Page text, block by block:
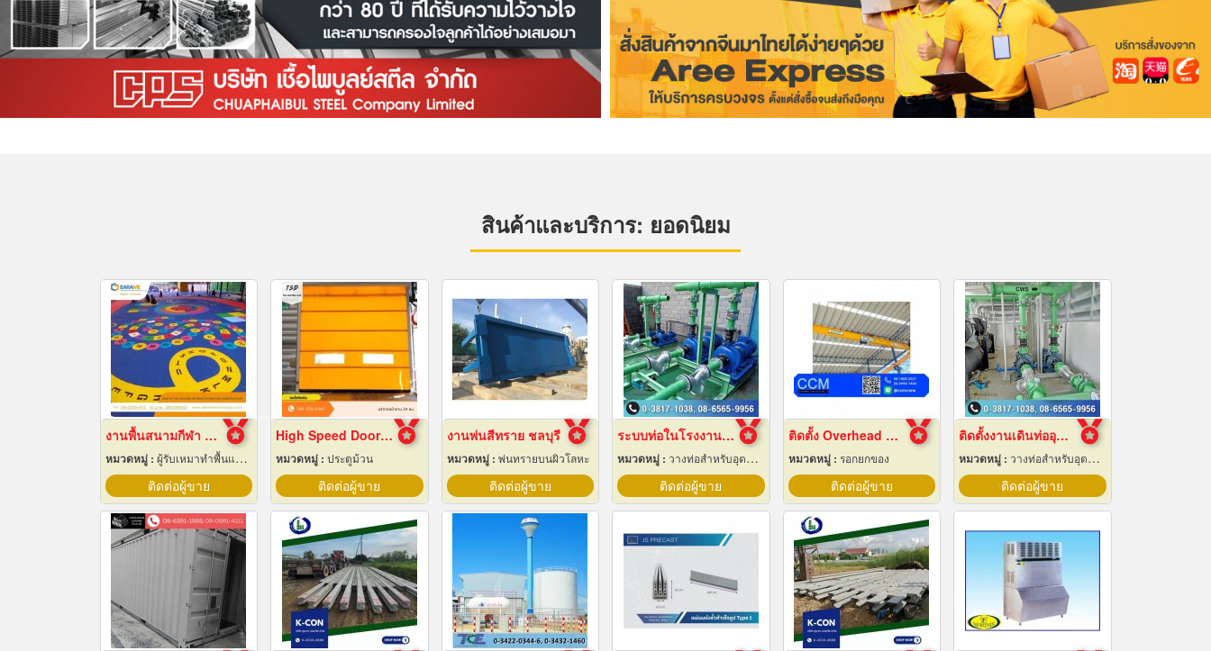
สินค้าและบริการ: ยอดนิยม
งานพื้นสนามกีฬา Play Ground EPDM สนามเด็กเล่น
หมวดหมู่ : ผู้รับเหมาทำพื้นและทางเดิน
ติดต่อผู้ขาย
High Speed Door สมุทรปราการ
หมวดหมู่ : ประตูม้วน
ติดต่อผู้ขาย
งานพ่นสีทราย ชลบุรี
หมวดหมู่ : พ่นทรายบนผิวโลหะ
ติดต่อผู้ขาย
ระบบท่อในโรงงานอุตสาหกรรม
หมวดหมู่ : วางท่อสำหรับอุตสาหกรรมท่อ
ติดต่อผู้ขาย
ติดตั้ง Overhead Crane
หมวดหมู่ : รอกยกของ
ติดต่อผู้ขาย
ติดตั้งงานเดินท่ออุตสาหกรรม
หมวดหมู่ : วางท่อสำหรับอุตสาหกรรมท่อ
ติดต่อผู้ขาย